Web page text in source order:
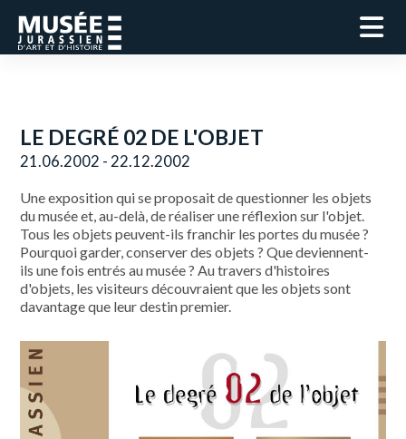
LE DEGRÉ 02 DE L'OBJET
21.06.2002 - 22.12.2002
Une exposition qui se proposait de questionner les objets
du musée et, au-delà, de réaliser une réflexion sur l'objet.
Tous les objets peuvent-ils franchir les portes du musée ?
Pourquoi garder, conserver des objets ? Que deviennent-
ils une fois entrés au musée ? Au travers d'histoires
d'objets, les visiteurs découvraient que les objets sont
davantage que leur destin premier.